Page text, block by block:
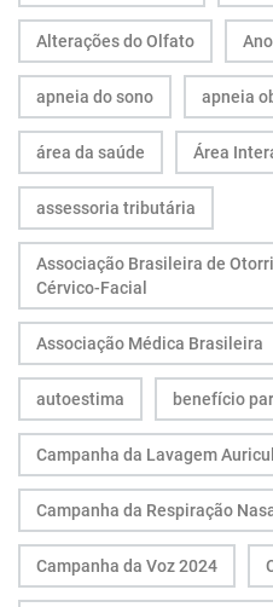
Alterações do Olfato
apneia do sono apneia
área da saúde Área
assessoria tributária
Associação Brasileira de
Cérvico-Facial
Associação Médica Brasileira
autoestima benefício
Campanha da Lavagem
Campanha da Respiração
Campanha da Voz 2024